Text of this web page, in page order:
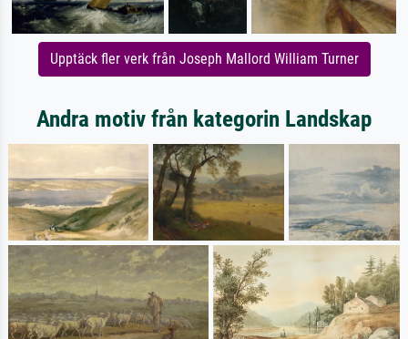
Upptäck fler verk från Joseph Mallord William Turner
Andra motiv från kategorin Landskap